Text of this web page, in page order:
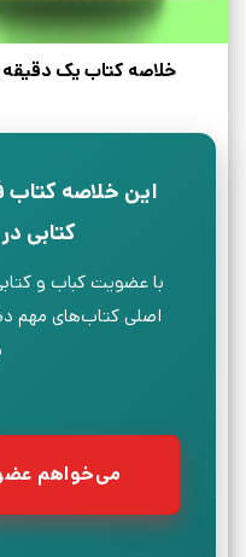
خلاصه کتاب یک دقیقه
این خلاصه کتاب
کتابی
با عضویت کباب و
می‌خواهم